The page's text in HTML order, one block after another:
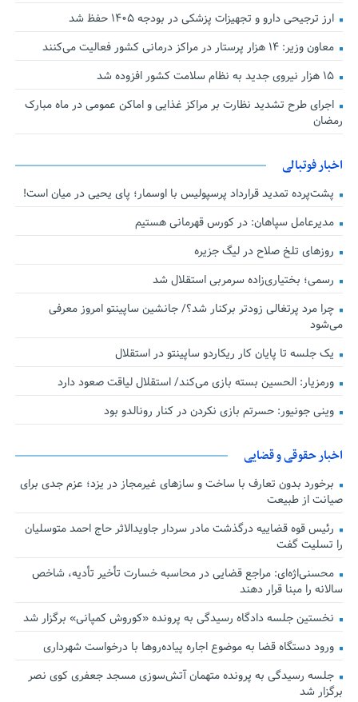
ارز ترجیحی دارو و تجهیزات پزشکی در بودجه ۱۴۰۵ حفظ شد
معاون وزیر: ۱۴ هزار پرستار در مراکز درمانی کشور فعالیت می‌کنند
۱۵ هزار نیروی جدید به نظام سلامت کشور افزوده شد
اجرای طرح تشدید نظارت بر مراکز غذایی و اماکن عمومی در ماه مبارک
رمضان
اخبار فوتبالی
پشت‌پرده تمدید قرارداد پرسپولیس با اوسمار؛ پای یحیی در میان است!
مدیرعامل سپاهان: در کورس قهرمانی هستیم
روزهای تلخ صلاح در لیگ جزیره
رسمی؛ بختیاری‌زاده سرمربی استقلال شد
چرا مرد پرتغالی زودتر برکنار شد؟/ جانشین ساپینتو امروز معرفی
می‌شود
یک جلسه تا پایان کار ریکاردو ساپینتو در استقلال
ورمزیار: الحسین بسته بازی می‌کند/ استقلال لیاقت صعود دارد
وینی جونیور: حسرتم بازی نکردن در کنار رونالدو بود
اخبار حقوقی و قضایی
برخورد بدون تعارف با ساخت‌ و سازهای غیرمجاز در یزد؛ عزم جدی برای
صیانت از طبیعت
رئیس قوه قضاییه درگذشت مادر سردار جاویدالاثر حاج احمد متوسلیان
را تسلیت گفت
محسنی‌اژه‌ای: مراجع قضایی در محاسبه خسارت تأخیر تأدیه، شاخص
سالانه را مبنا قرار دهند
نخستین جلسه دادگاه رسیدگی به پرونده «کوروش کمپانی» برگزار شد
ورود دستگاه قضا به موضوع اجاره پیاده‌روها با درخواست شهرداری
جلسه رسیدگی به پرونده متهمان آتش‌سوزی مسجد جعفری کوی نصر
برگزار شد